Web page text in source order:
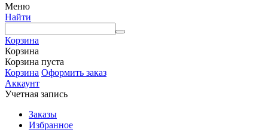
Меню
Найти
Корзина
Корзина
Корзина пуста
Корзина Оформить заказ
Аккаунт
Учетная запись
Заказы
Избранное